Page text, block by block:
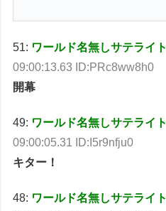
51: ワールド名無しサテライト
09:00:13.63 ID:PRc8ww8h0
開幕
49: ワールド名無しサテライト
09:00:05.31 ID:I5r9nfju0
キター！
48: ワールド名無しサテライト